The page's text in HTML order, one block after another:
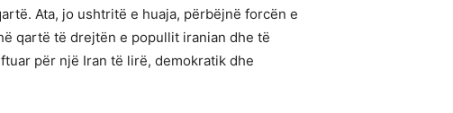
Ata, jo ushtritë e huaja, përbëjnë forcën e
qartë të drejtën e popullit iranian dhe të
për një Iran të lirë, demokratik dhe